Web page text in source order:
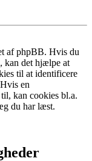
af phpBB. Hvis du
kan det hjælpe at
til at identificere
en
kan cookies bl.a.
du har læst.